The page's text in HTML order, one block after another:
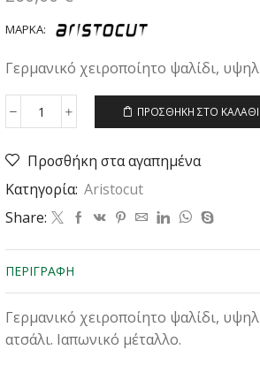
ΜΆΡΚΑ:
Γερμανικό χειροποίητο ψαλίδι,
Aristocut
Ψαλίδι
5.5
ιντσες
-
-
-
-
-
-
ΠΡΟΣΘΉΚΗ ΣΤΟ ΚΑΛΆΘΙ
Προσθήκη στα αγαπημένα
Κατηγορία: Aristocut
Share:
ΠΕΡΙΓΡΑΦΉ
Γερμανικό χειροποίητο ψαλίδι,
ατσάλι. Ιαπωνικό μέταλλο.